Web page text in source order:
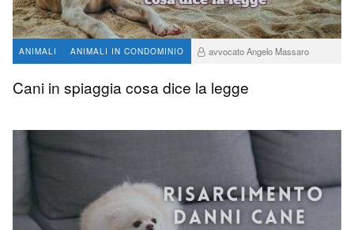
ANIMALI ANIMALI IN CONDOMINIO
avvocato Angelo Massaro
Cani in spiaggia cosa dice la legge